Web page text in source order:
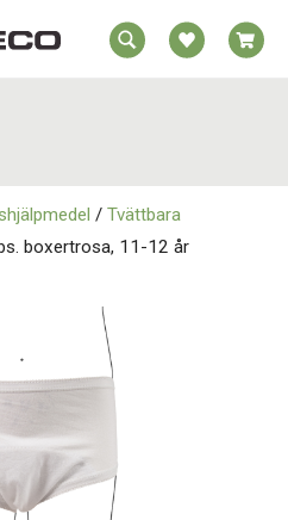
/ Tvättbara
boxertrosa, 11-12 år